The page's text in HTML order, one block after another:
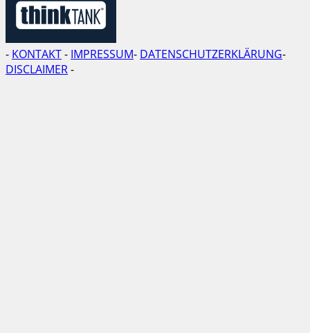
- KONTAKT- IMPRESSUM- DATENSCHUTZERKLÄRUNG-
DISCLAIMER-